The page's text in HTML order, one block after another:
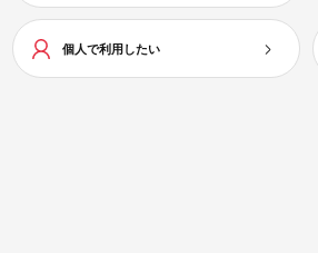
個人で利用したい